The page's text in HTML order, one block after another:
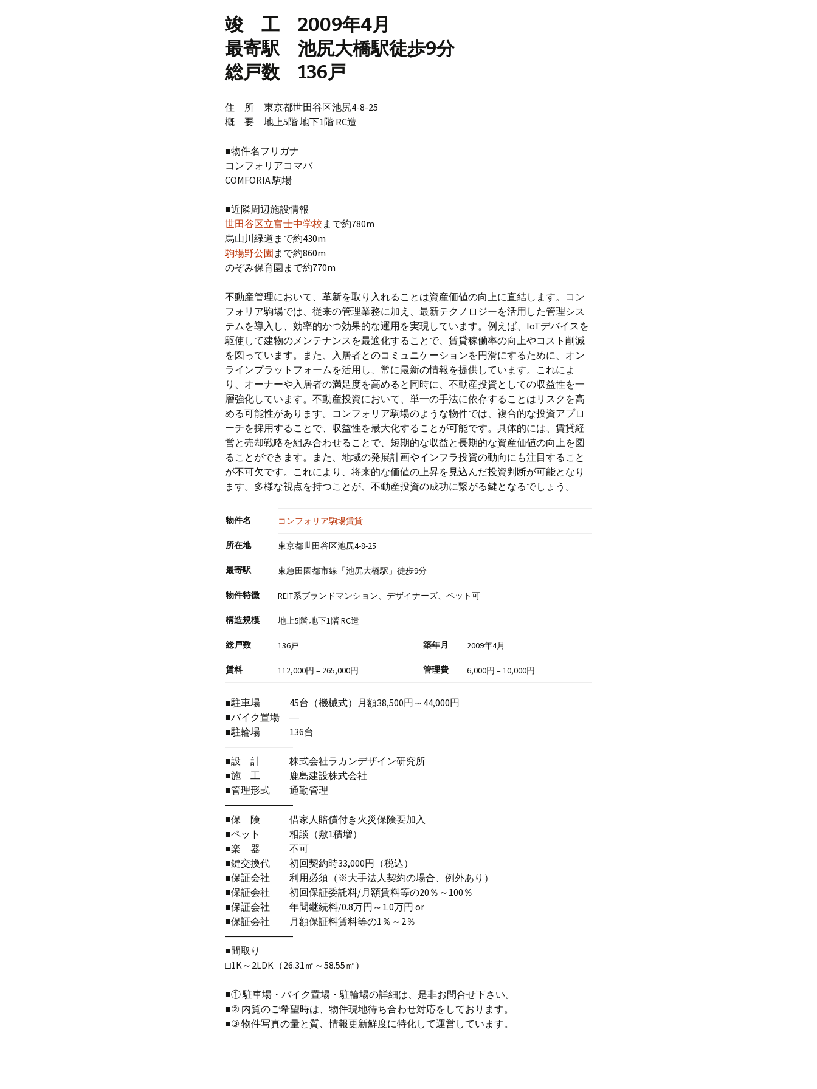
竣 工 2009年4月
最寄駅 池尻大橋駅徒歩9分
総戸数 136戸
住 所 東京都世田谷区池尻4-8-25
概 要 地上5階 地下1階 RC造
■物件名フリガナ
コンフォリアコマバ
COMFORIA 駒場
■近隣周辺施設情報
世田谷区立富士中学校 まで約780m
烏山川緑道まで約430m
駒場野公園 まで約860m
のぞみ保育園まで約770m
不動産管理において、革新を取り入れることは資産価値の向上に直結します。コン
フォリア駒場では、従来の管理業務に加え、最新テクノロジーを活用した管理シス
テムを導入し、効率的かつ効果的な運用を実現しています。例えば、IoTデバイスを
駆使して建物のメンテナンスを最適化することで、賃貸稼働率の向上やコスト削減
を図っています。また、入居者とのコミュニケーションを円滑にするために、オン
ラインプラットフォームを活用し、常に最新の情報を提供しています。これによ
り、オーナーや入居者の満足度を高めると同時に、不動産投資としての収益性を一
層強化しています。不動産投資において、単一の手法に依存することはリスクを高
める可能性があります。コンフォリア駒場のような物件では、複合的な投資アプロ
ーチを採用することで、収益性を最大化することが可能です。具体的には、賃貸経
営と売却戦略を組み合わせることで、短期的な収益と長期的な資産価値の向上を図
ることができます。また、地域の発展計画やインフラ投資の動向にも注目すること
が不可欠です。これにより、将来的な価値の上昇を見込んだ投資判断が可能となり
ます。多様な視点を持つことが、不動産投資の成功に繋がる鍵となるでしょう。
物件名 コンフォリア駒場賃貸
所在地 東京都世田谷区池尻4-8-25
最寄駅 東急田園都市線「池尻大橋駅」徒歩9分
物件特徴 REIT系ブランドマンション、デザイナーズ、ペット可
構造規模 地上5階 地下1階 RC造
総戸数 136戸 築年月 2009年4月
賃料 112,000円 – 265,000円 管理費 6,000円 – 10,000円
■駐車場 45台（機械式）月額38,500円～44,000円
■バイク置場 ―
■駐輪場 136台
―――――――
■設 計 株式会社ラカンデザイン研究所
■施 工 鹿島建設株式会社
■管理形式 通勤管理
―――――――
■保 険 借家人賠償付き火災保険要加入
■ペット 相談（敷1積増）
■楽 器 不可
■鍵交換代 初回契約時33,000円（税込）
■保証会社 利用必須（※大手法人契約の場合、例外あり）
■保証会社 初回保証委託料/月額賃料等の20％～100％
■保証会社 年間継続料/0.8万円～1.0万円 or
■保証会社 月額保証料賃料等の1％～2％
―――――――
■間取り
□1K～2LDK（26.31㎡～58.55㎡）
■① 駐車場・バイク置場・駐輪場の詳細は、是非お問合せ下さい。
■② 内覧のご希望時は、物件現地待ち合わせ対応をしております。
■③ 物件写真の量と質、情報更新鮮度に特化して運営しています。